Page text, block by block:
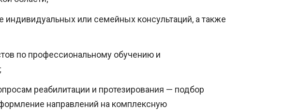
индивидуальных или семейных консультаций, а также
по профессиональному обучению и
реабилитации и протезирования — подбор
направлений на комплексную